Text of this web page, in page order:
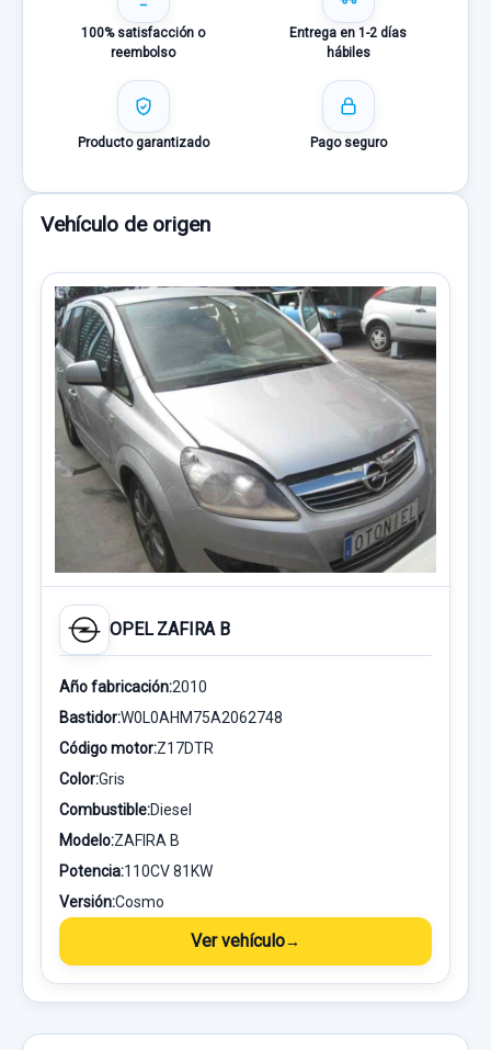
100% satisfacción o
reembolso
Entrega en 1-2 días
hábiles
Producto garantizado Pago seguro
Vehículo de origen
OPEL ZAFIRA B
Año fabricación:2010
Bastidor:W0L0AHM75A2062748
Código motor:Z17DTR
Color:Gris
Combustible:Diesel
Modelo:ZAFIRA B
Potencia:110CV 81KW
Versión:Cosmo
Ver vehículo